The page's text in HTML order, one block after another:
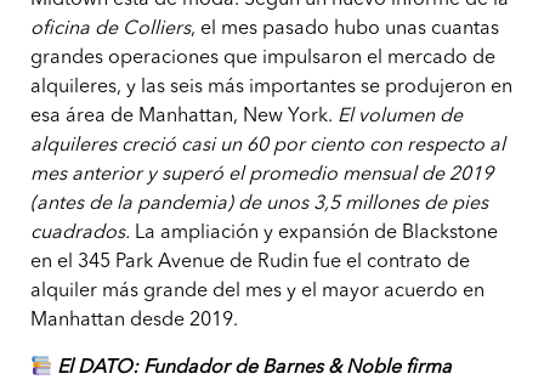
oficina de Colliers, el mes pasado hubo unas cuantas
grandes operaciones que impulsaron el mercado de
alquileres, y las seis más importantes se produjeron en
esa área de Manhattan, New York. El volumen de
alquileres creció casi un 60 por ciento con respecto al
mes anterior y superó el promedio mensual de 2019
(antes de la pandemia) de unos 3,5 millones de pies
cuadrados. La ampliación y expansión de Blackstone
en el 345 Park Avenue de Rudin fue el contrato de
alquiler más grande del mes y el mayor acuerdo en
Manhattan desde 2019.
El DATO: Fundador de Barnes & Noble firma